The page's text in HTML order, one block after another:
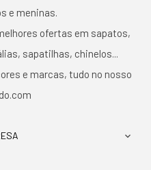
e meninas.
ofertas em sapatos,
sapatilhas, chinelos...
e marcas, tudo no nosso
